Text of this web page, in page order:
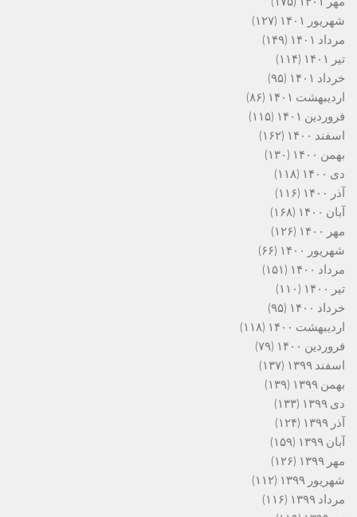
شهریور ۱۴۰۱
(۱۲۷)
مرداد ۱۴۰۱
(۱۴۹)
تیر ۱۴۰۱
(۱۱۴)
خرداد ۱۴۰۱
(۹۵)
اردیبهشت ۱۴۰۱
(۸۶)
فروردین ۱۴۰۱
(۱۱۵)
اسفند ۱۴۰۰
(۱۶۲)
بهمن ۱۴۰۰
(۱۳۰)
دی ۱۴۰۰
(۱۱۸)
آذر ۱۴۰۰
(۱۱۶)
آبان ۱۴۰۰
(۱۶۸)
مهر ۱۴۰۰
(۱۲۶)
شهریور ۱۴۰۰
(۶۶)
مرداد ۱۴۰۰
(۱۵۱)
تیر ۱۴۰۰
(۱۱۰)
خرداد ۱۴۰۰
(۹۵)
اردیبهشت ۱۴۰۰
(۱۱۸)
فروردین ۱۴۰۰
(۷۹)
اسفند ۱۳۹۹
(۱۳۷)
بهمن ۱۳۹۹
(۱۳۹)
دی ۱۳۹۹
(۱۳۳)
آذر ۱۳۹۹
(۱۲۴)
آبان ۱۳۹۹
(۱۵۹)
مهر ۱۳۹۹
(۱۲۶)
شهریور ۱۳۹۹
(۱۱۲)
مرداد ۱۳۹۹
(۱۱۶)